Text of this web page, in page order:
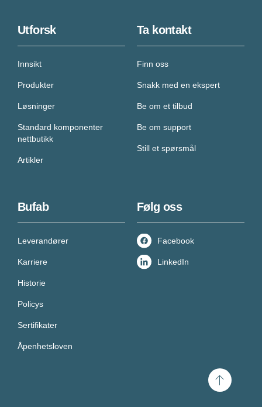
Utforsk
Innsikt
Produkter
Løsninger
Standard komponenter
nettbutikk
Artikler
Ta kontakt
Finn oss
Snakk med en ekspert
Be om et tilbud
Be om support
Still et spørsmål
Bufab
Leverandører
Karriere
Historie
Policys
Sertifikater
Åpenhetsloven
Følg oss
Facebook
LinkedIn
Scroll